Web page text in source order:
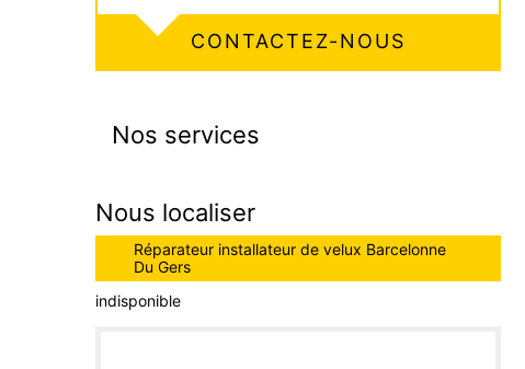
CONTACTEZ-NOUS
Nos services
Nous localiser
Réparateur installateur de velux Barcelonne
Du Gers
indisponible